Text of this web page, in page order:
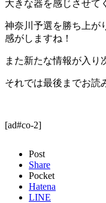
大きな器を感じさせて
神奈川予選を勝ち上が
感がしますね！
また新たな情報が入り
それでは最後までお読
[ad#co-2]
Post
Share
Pocket
Hatena
LINE